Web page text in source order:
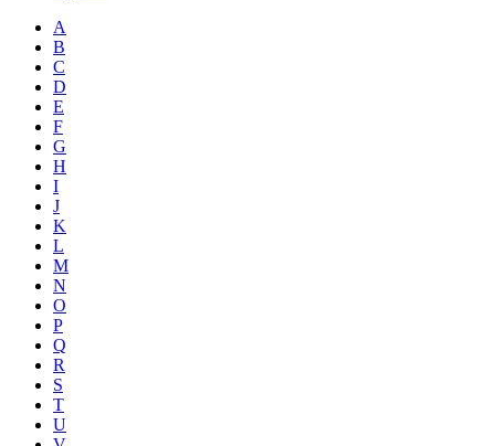
A
B
C
D
E
F
G
H
I
J
K
L
M
N
O
P
Q
R
S
T
U